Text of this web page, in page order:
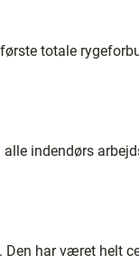
totale
indendørs
Den har været helt